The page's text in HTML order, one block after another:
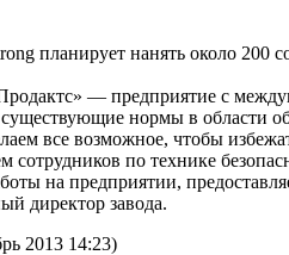
планирует нанять около 200
— предприятие с
нормы в области
все возможное, чтобы
сотрудников по технике
на предприятии,
директор завода.
2013 14:23)